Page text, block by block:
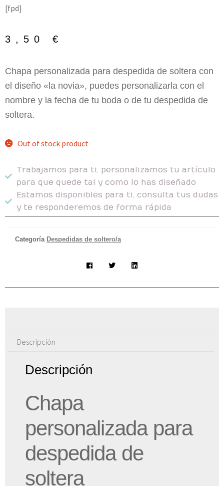
[fpd]
3,50 €
Chapa personalizada para despedida de soltera con
el diseño «la novia», puedes personalizarla con el
nombre y la fecha de tu boda o de tu despedida de
soltera.
Out of stock product
Trabajamos para ti, personalizamos tu artículo
para que quede tal y como lo has diseñado
Estamos disponibles para ti, consulta tus dudas
y te responderemos de forma rápida
Categoría Despedidas de soltero/a
Descripción
Descripción
Chapa
personalizada para
despedida de
soltera